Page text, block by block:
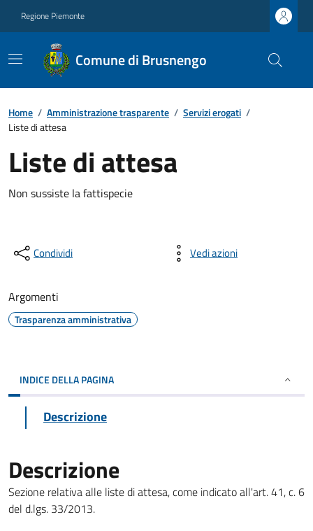
Regione Piemonte
Comune di Brusnengo
Home / Amministrazione trasparente / Servizi erogati /
Liste di attesa
Liste di attesa
Non sussiste la fattispecie
Condividi Vedi azioni
Argomenti
Trasparenza amministrativa
INDICE DELLA PAGINA
Descrizione
Descrizione
Sezione relativa alle liste di attesa, come indicato all'art. 41, c. 6
del d.lgs. 33/2013.